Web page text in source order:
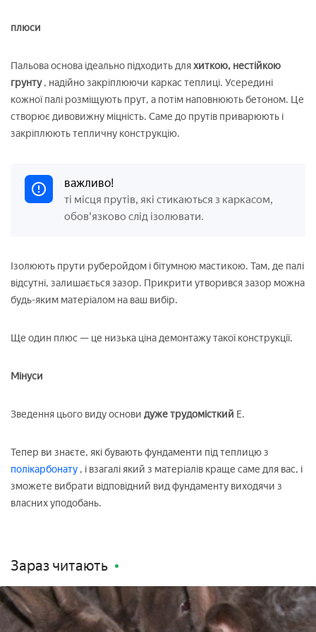
плюси
Пальова основа ідеально підходить дляхиткою, нестійкою
грунту, надійно закріплюючи каркас теплиці. Усередині
кожної палі розміщують прут, а потім наповнюють бетоном. Це
створює дивовижну міцність. Саме до прутів приварюють і
закріплюють тепличну конструкцію.
важливо!
ті місця прутів, які стикаються з каркасом,
обов'язково слід ізолювати.
Ізолюють прути руберойдом і бітумною мастикою. Там, де палі
відсутні, залишається зазор. Прикрити утворився зазор можна
будь-яким матеріалом на ваш вибір.
Ще один плюс — це низька ціна демонтажу такої конструкції.
Мінуси
Зведення цього виду основи дуже трудомісткий Е.
Тепер ви знаєте, які бувають фундаменти під теплицю з
полікарбонату , і взагалі який з матеріалів краще саме для вас, і
зможете вибрати відповідний вид фундаменту виходячи з
власних уподобань.
Зараз читають